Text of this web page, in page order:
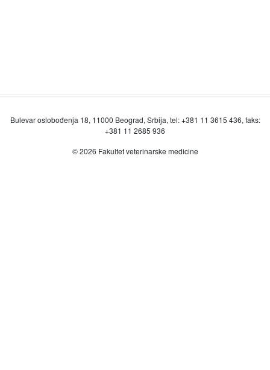
Bulevar oslobođenja 18, 11000 Beograd, Srbija, tel: +381 11 3615 436, faks:
+381 11 2685 936
© 2026 Fakultet veterinarske medicine